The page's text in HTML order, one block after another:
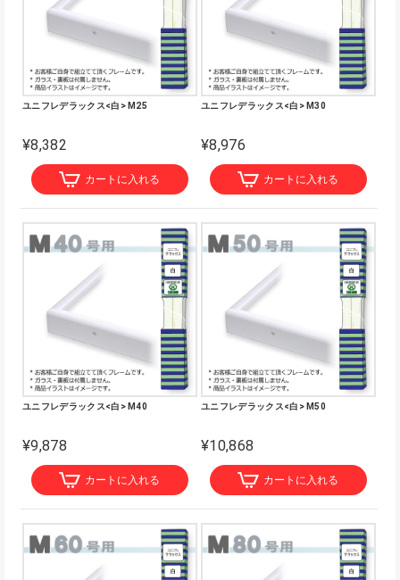
ユニフレデラックス<白> M25
¥8,382
カートに入れる
ユニフレデラックス<白> M30
¥8,976
カートに入れる
ユニフレデラックス<白> M40
¥9,878
カートに入れる
ユニフレデラックス<白> M50
¥10,868
カートに入れる